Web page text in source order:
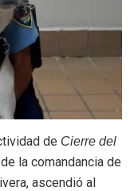
de Cierre del
la comandancia de
ascendió al